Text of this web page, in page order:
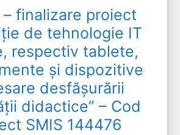
finalizare proiect
de tehnologie IT
respectiv tablete,
și dispozitive
desfășurării
didactice” – Cod
SMIS 144476